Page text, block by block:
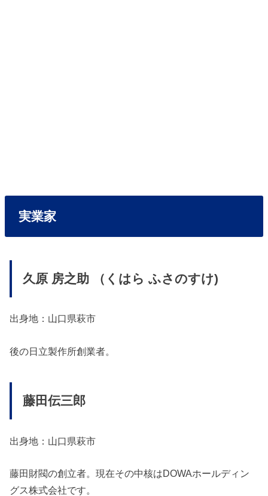
実業家
久原 房之助 （くはら ふさのすけ)
出身地：山口県萩市
後の日立製作所創業者。
藤田伝三郎
出身地：山口県萩市
藤田財閥の創立者。現在その中核はDOWAホールディン
グス株式会社です。